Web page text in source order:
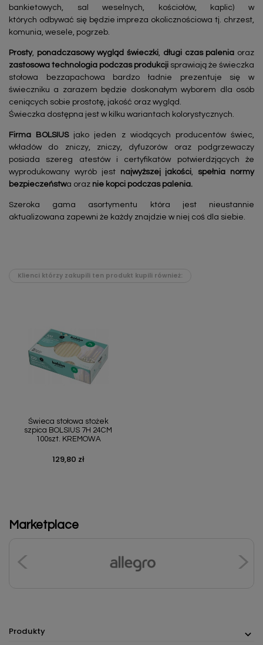
bankietowych, sal weselnych, kościołów, kaplic) w
których odbywać się będzie impreza okolicznościowa tj. chrzest,
komunia, wesele, pogrzeb.
Prosty, ponadczasowy wygląd świeczki długi czas palenia oraz
zastosowa technologia podczas produkcji sprawiają że świeczka
stołowa bezzapachowa bardzo ładnie prezentuje się w
świeczniku a zarazem będzie doskonałym wyborem dla osób
ceniących sobie prostotę, jakość oraz wygląd.
Świeczka dostępna jest w kilku wariantach kolorystycznych.
Firma BOLSIUSjako jeden z wiodących producentów świec,
wkładów do zniczy, zniczy, dyfuzorów oraz podgrzewaczy
posiada szereg atestów i certyfikatów potwierdzjących że
wyprodukowany wyrób jest
najwyższej jakości ,spełnia normy
bezpieczeństwa oraz nie kopci podczas palenia.
Szeroka gama asortymentu która jest nieustannie
aktualizowana zapewni że każdy znajdzie w niej coś dla siebie.
Klienci którzy zakupili ten produkt kupili również:
Świeca stołowa stożek
szpica BOLSIUS 7H 24CM
100szt. KREMOWA
Cena
129,80 zł
Marketplace
Produkty